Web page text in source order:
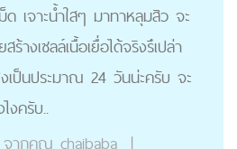
ด เจาะน้ำใสๆ มาทาหลุมสิว จะ
างเซลล์เนื้อเยื่อได้จริงรึเปล่า
ป็นประมาณ 24 วันน่ะครับ จะ
งครับ..
จากคุณ chaibaba |